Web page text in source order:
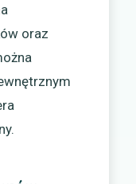
oraz